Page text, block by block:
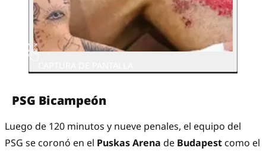
PSG Bicampeón
Luego de 120 minutos y nueve penales, el equipo del
PSG se coronó en el Puskas Arena de Budapest como el